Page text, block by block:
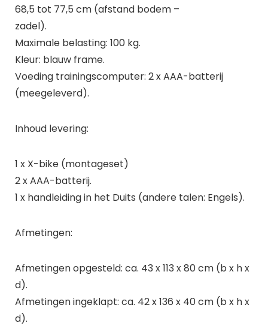
68,5 tot 77,5 cm (afstand bodem –
zadel).
Maximale belasting: 100 kg.
Kleur: blauw frame.
Voeding trainingscomputer: 2 x AAA-batterij
(meegeleverd).
Inhoud levering:
1 x X-bike (montageset)
2 x AAA-batterij.
1 x handleiding in het Duits (andere talen: Engels).
Afmetingen:
Afmetingen opgesteld: ca. 43 x 113 x 80 cm (b x h x
d).
Afmetingen ingeklapt: ca. 42 x 136 x 40 cm (b x h x
d).